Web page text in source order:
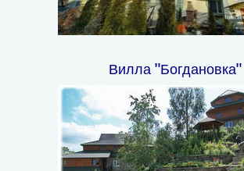
Вилла "Богдановка"